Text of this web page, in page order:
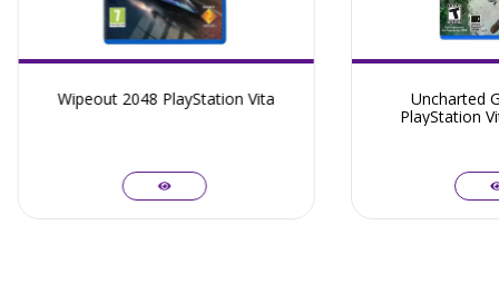
Wipeout 2048 PlayStation Vita
Uncharted
PlayStation